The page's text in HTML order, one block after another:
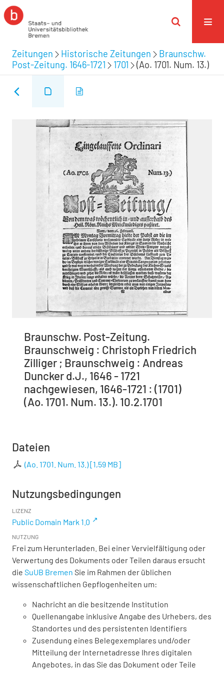
Zeitungen Historische Zeitungen
Braunschw.
Post-Zeitung. 1646-1721
1701 (Ao. 1701. Num. 13.)
Braunschw. Post-Zeitung.
Braunschweig : Christoph Friedrich
Zilliger ; Braunschweig : Andreas
Duncker d.J., 1646 - 1721
nachgewiesen, 1646-1721 : (1701)
(Ao. 1701. Num. 13.). 10.2.1701
Dateien
(Ao. 1701. Num. 13.)[1,59 MB]
Nutzungsbedingungen
LIZENZ
Public Domain Mark 1.0
NUTZUNG
Frei zum Herunterladen. Bei einer Vervielfältigung oder
Verwertung des Dokuments oder Teilen daraus ersucht
die SuUB Bremen Sie im Rahmen der üblichen
wissenschaftlichen Gepflogenheiten um:
Nachricht an die besitzende Institution
Quellenangabe inklusive Angabe des Urhebers, des
Standortes und des persistenten Identifiers
Zusendung eines Belegexemplares und/oder
Mitteilung der Internetadresse Ihres digitalen
Angebotes, in das Sie das Dokument oder Teile